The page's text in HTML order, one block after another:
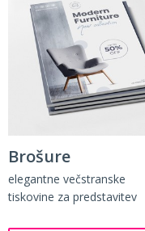
Brošure
elegantne večstranske
tiskovine za predstavitev